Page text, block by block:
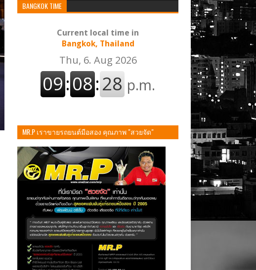
BANGKOK TIME
Current local time in
Bangkok, Thailand
MR.P เราขายรถยนต์มือสอง คุณภาพ "สวยจัด"